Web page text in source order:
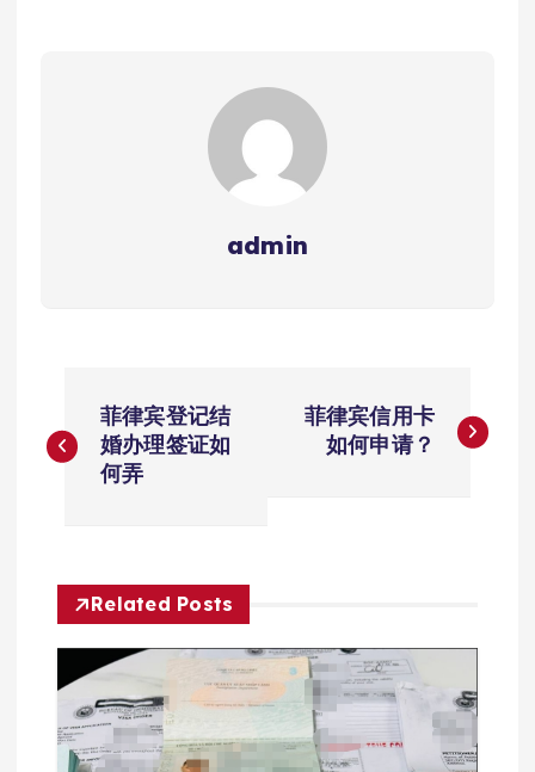
admin
章
航
菲律宾登记结
婚办理签证如
何弄
菲律宾信用卡
如何申请？
Related Posts